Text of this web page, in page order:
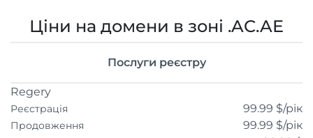
Ціни на домени в зоні .AC.AE
Послуги реєстру
Regery
Реєстрація 99.99 $/рік
Продовження 99.99 $/рік